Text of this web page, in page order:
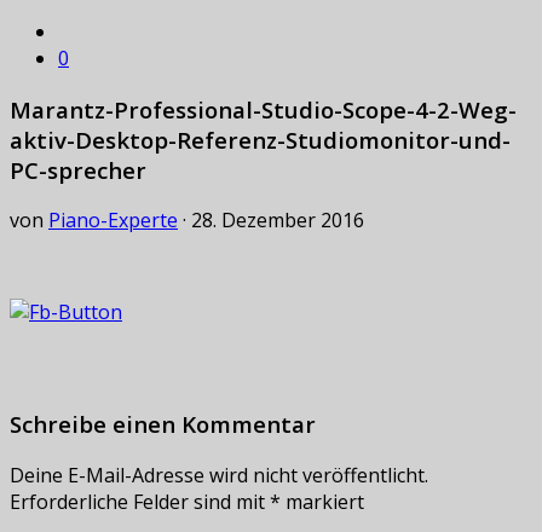
0
Marantz-Professional-Studio-Scope-4-2-Weg-
aktiv-Desktop-Referenz-Studiomonitor-und-
PC-sprecher
von Piano-Experte · 28. Dezember 2016
Schreibe einen Kommentar
Deine E-Mail-Adresse wird nicht veröffentlicht.
Erforderliche Felder sind mit* markiert